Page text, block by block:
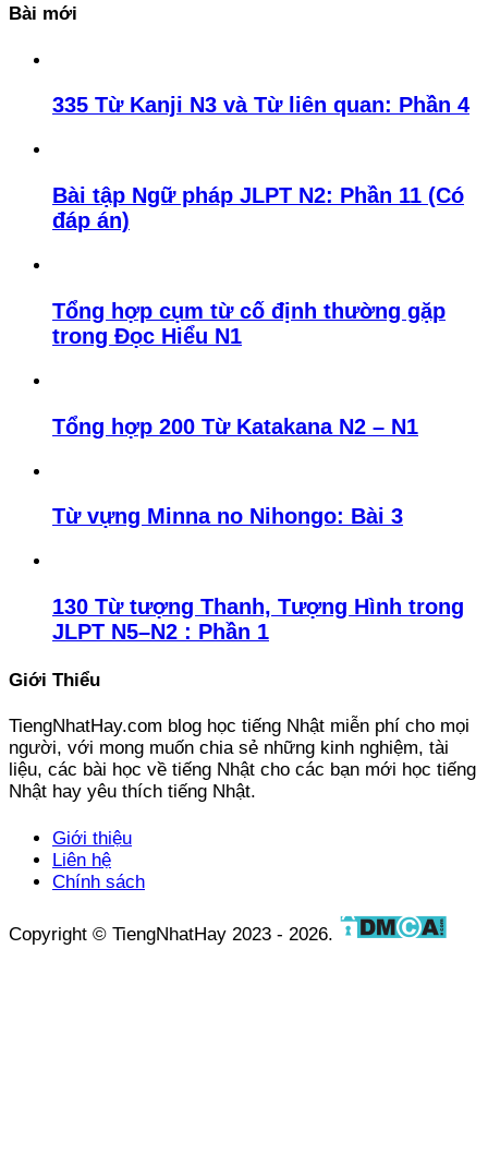
Bài mới
335 Từ Kanji N3 và Từ liên quan: Phần 4
Bài tập Ngữ pháp JLPT N2: Phần 11 (Có
đáp án)
Tổng hợp cụm từ cố định thường gặp
trong Đọc Hiểu N1
Tổng hợp 200 Từ Katakana N2 – N1
Từ vựng Minna no Nihongo: Bài 3
130 Từ tượng Thanh, Tượng Hình trong
JLPT N5–N2 : Phần 1
Giới Thiểu
TiengNhatHay.com blog học tiếng Nhật miễn phí cho mọi
người, với mong muốn chia sẻ những kinh nghiệm, tài
liệu, các bài học về tiếng Nhật cho các bạn mới học tiếng
Nhật hay yêu thích tiếng Nhật.
Giới thiệu
Liên hệ
Chính sách
Copyright © TiengNhatHay 2023 - 2026.